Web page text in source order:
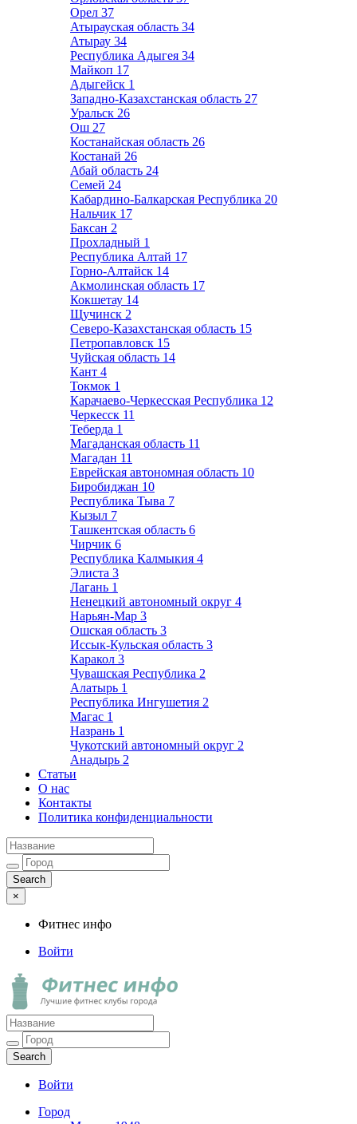
Орел 37
Атырауская область 34
Атырау 34
Республика Адыгея 34
Майкоп 17
Адыгейск 1
Западно-Казахстанская область 27
Уральск 26
Ош 27
Костанайская область 26
Костанай 26
Абай область 24
Семей 24
Кабардино-Балкарская Республика 20
Нальчик 17
Баксан 2
Прохладный 1
Республика Алтай 17
Горно-Алтайск 14
Акмолинская область 17
Кокшетау 14
Щучинск 2
Северо-Казахстанская область 15
Петропавловск 15
Чуйская область 14
Кант 4
Токмок 1
Карачаево-Черкесская Республика 12
Черкесск 11
Теберда 1
Магаданская область 11
Магадан 11
Еврейская автономная область 10
Биробиджан 10
Республика Тыва 7
Кызыл 7
Ташкентская область 6
Чирчик 6
Республика Калмыкия 4
Элиста 3
Лагань 1
Ненецкий автономный округ 4
Нарьян-Мар 3
Ошская область 3
Иссык-Кульская область 3
Каракол 3
Чувашская Республика 2
Алатырь 1
Республика Ингушетия 2
Магас 1
Назрань 1
Чукотский автономный округ 2
Анадырь 2
Статьи
О нас
Контакты
Политика конфиденциальности
×
Фитнес инфо
Войти
Фитнес инфо
Лучшие фитнес клубы города
Войти
Город